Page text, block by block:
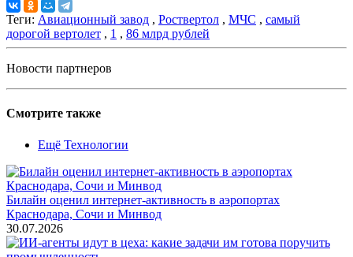
Теги: Авиационный завод , Роствертол , МЧС , самый
дорогой вертолет , 1 , 86 млрд рублей
Новости партнеров
Смотрите также
Ещё Технологии
Билайн оценил интернет-активность в аэропортах
Краснодара, Сочи и Минвод
30.07.2026